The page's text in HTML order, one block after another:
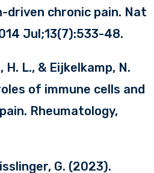
driven chronic pain. Nat
Jul;13(7):533-48.
H. L., & Eijkelkamp, N.
of immune cells and
Rheumatology,
G. (2023).